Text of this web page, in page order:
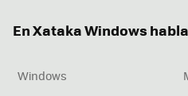
En Xataka Windows
Windows